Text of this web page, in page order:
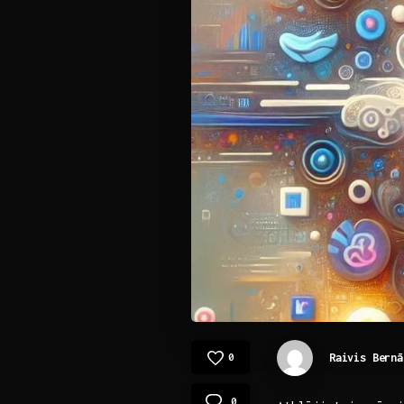
0
0
Raivis